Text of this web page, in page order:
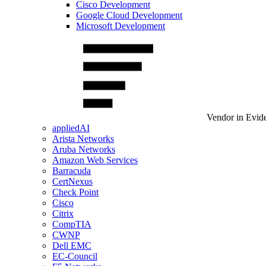
Cisco Development
Google Cloud Development
Microsoft Development
Vendor in
appliedAI
Arista Networks
Aruba Networks
Amazon Web Services
Barracuda
CertNexus
Check Point
Cisco
Citrix
CompTIA
CWNP
Dell EMC
EC-Council